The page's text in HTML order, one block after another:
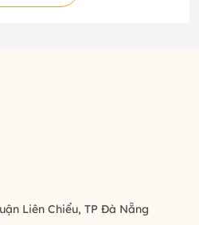
Liên Chiểu, TP Đà Nẵng